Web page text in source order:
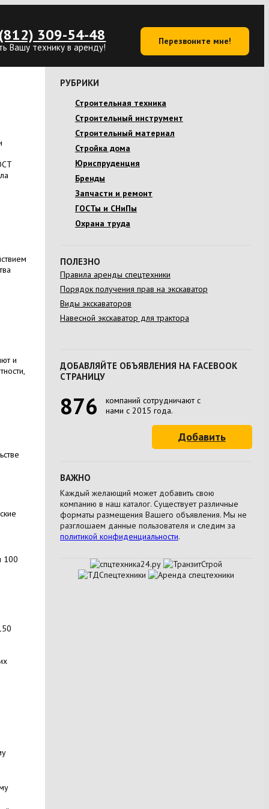
309-54-48
Вашу технику в аренду!
Перезвоните мне!
и
100
РУБРИКИ
Строительная техника
Строительный инструмент
Строительный материал
Стройка дома
Юриспруденция
Бренды
Запчасти и ремонт
ГОСТы и СНиПы
Охрана труда
ПОЛЕЗНО
Правила аренды спецтехники
Порядок получения прав на экскаватор
Виды экскаваторов
Навесной экскаватор для трактора
ДОБАВЛЯЙТЕ ОБЪЯВЛЕНИЯ НА FACEBOOK
СТРАНИЦУ
876
компаний сотрудничают с
нами с 2015 года.
Добавить
ВАЖНО
Каждый желающий может добавить свою
компанию в наш каталог. Существует различные
форматы размещения Вашего объявления. Мы не
разглошаем данные пользователя и следим за
политикой конфиденциальности.